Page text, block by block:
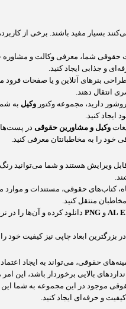
بسیار مفید باشند. برخی از
حقوقی شما، معرفی وکالت و مشاوره
و جذابی ایجاد کنید.
بنرهای آنلاین و یا صفحات فرود
انتقال دهند.
دارید، مجموعه وکتور وکیل به
کنید.
وکیل و مشاورین حقوقی در
را به مخاطبانتان معرفی کنید.
ویرایش هستند و شما می‌توانید
کتاب‌های حقوقی، مستندات و موارد
منتقل کنید.
AI، و PNG دانلود کرده و آن‌ها را در
بزرگترین ابعاد چاپی نیز کیفیت خود
حقوقی، می‌تواند به ایجاد اعتماد
بالایی برخوردار باشد، این امر
موجود در این مجموعه به شما این
و حرفه‌ای ایجاد کنید.